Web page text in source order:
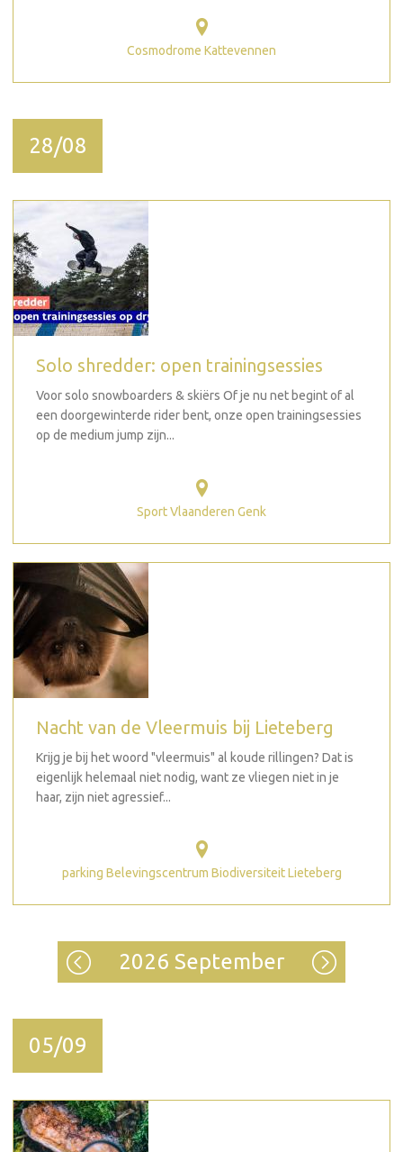
Cosmodrome Kattevennen
28/08
Solo shredder: open trainingsessies
Voor solo snowboarders & skiërs Of je nu net begint of al
een doorgewinterde rider bent, onze open trainingsessies
op de medium jump zijn...
Sport Vlaanderen Genk
Nacht van de Vleermuis bij Lieteberg
Krijg je bij het woord "vleermuis" al koude rillingen? Dat is
eigenlijk helemaal niet nodig, want ze vliegen niet in je
haar, zijn niet agressief...
parking Belevingscentrum Biodiversiteit Lieteberg
2026 September
05/09